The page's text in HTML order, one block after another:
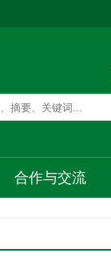
合作与交流